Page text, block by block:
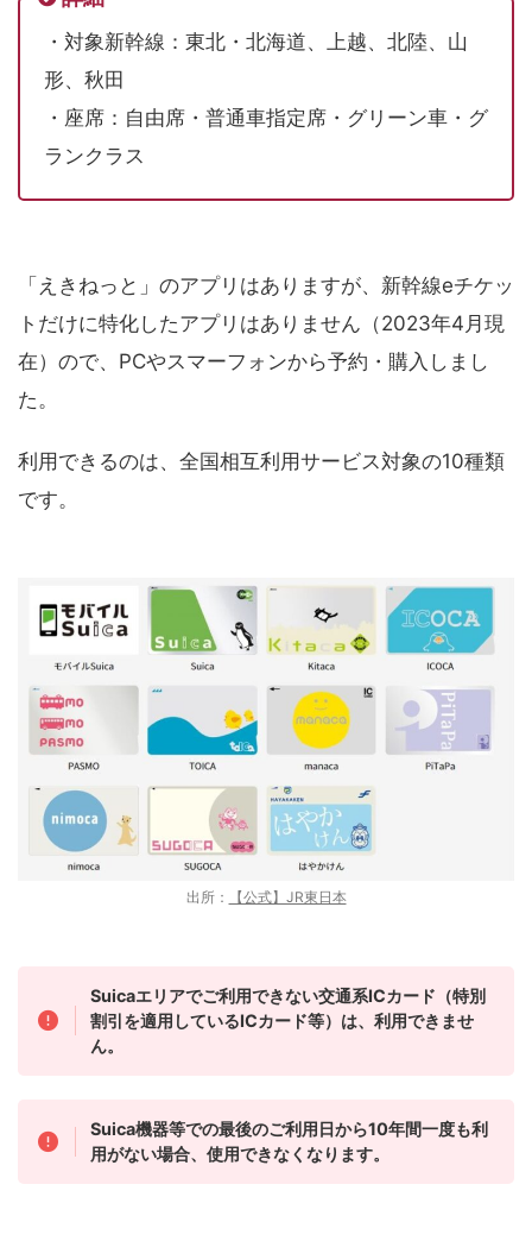
・対象新幹線：東北・北海道、上越、北陸、山
形、秋田
・座席：自由席・普通車指定席・グリーン車・グ
ランクラス
「えきねっと」のアプリはありますが、新幹線eチケッ
トだけに特化したアプリはありません（2023年4月現
在）ので、PCやスマーフォンから予約・購入しまし
た。
利用できるのは、全国相互利用サービス対象の10種類
です。
出所： 【公式】JR東日本
Suicaエリアでご利用できない交通系ICカード（特別
割引を適用しているICカード等）は、利用できませ
ん。
Suica機器等での最後のご利用日から10年間一度も利
用がない場合、使用できなくなります。